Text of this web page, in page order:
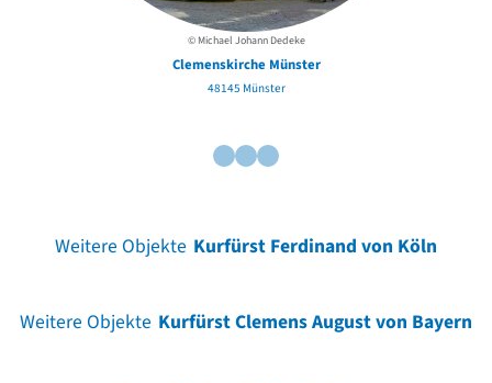
© Michael Johann Dedeke
Clemenskirche Münster
48145 Münster
Weitere Objekte Kurfürst Ferdinand von Köln
Weitere Objekte Kurfürst Clemens August von Bayern